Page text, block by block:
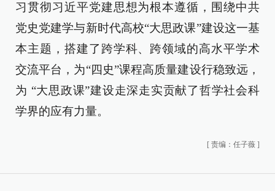
习贯彻习近平党建思想为根本遵循，围绕中共
党史党建学与新时代高校“大思政课”建设这一基
本主题，搭建了跨学科、跨领域的高水平学术
交流平台，为“四史”课程高质量建设行稳致远，
为 “大思政课”建设走深走实贡献了哲学社会科
学界的应有力量。
[ 责编：任子薇 ]